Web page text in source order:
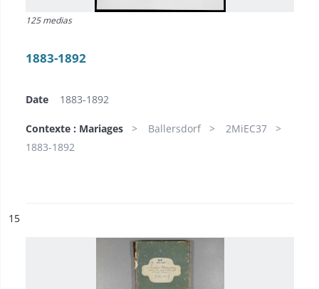
125 medias
1883-1892
Date 1883-1892
Contexte : Mariages Ballersdorf
2MiEC37
1883-1892
n°
15